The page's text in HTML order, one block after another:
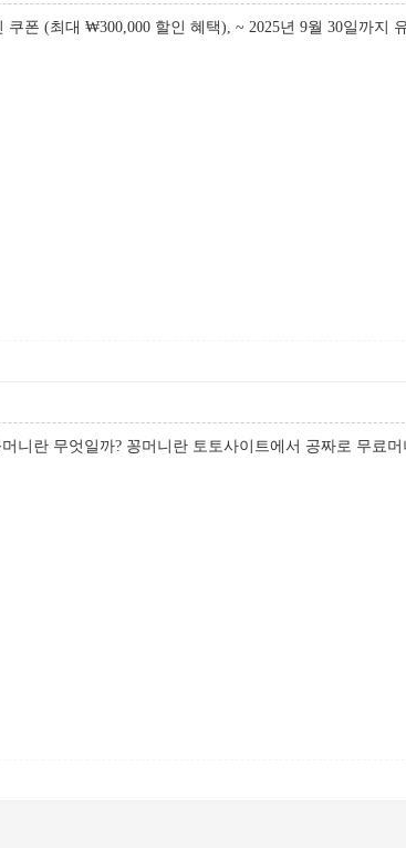
폰 (최대 ₩300,000 할인 혜택), ~ 2025년 9월 30일까지
니란 무엇일까? 꽁머니란 토토사이트에서 공짜로 무